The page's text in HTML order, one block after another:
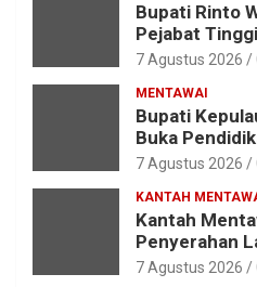
Bupati Rinto
Pejabat
Pejabat
7 Agustus 2026 /
MENTAWAI
Bupati
Buka
Paskibraka
7 Agustus 2026 /
KANTAH
Kantah
Penyerahan
Kemen ATR/
7 Agustus 2026 /